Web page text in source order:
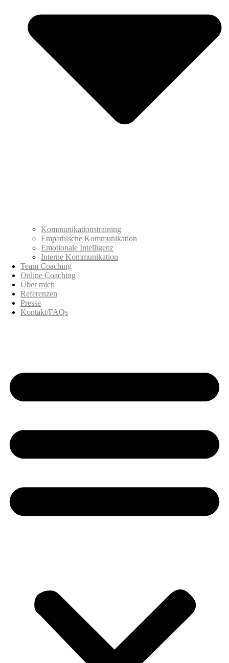
Kommunikationstraining
Empathische Kommunikation
Emotionale Intelligenz
Interne Kommunikation
Team Coaching
Online Coaching
Über mich
Referenzen
Presse
Kontakt/FAQs